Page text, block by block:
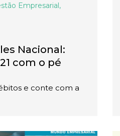
Empresarial ,
Nacional:
com o pé
e conte com a